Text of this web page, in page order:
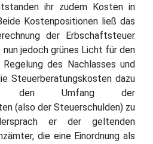
ihr zudem Kosten in
Kostenpositionen ließ das
der Erbschaftsteuer
nun jedoch grünes Licht für den
des Nachlasses und
Steuerberatungskosten dazu
den Umfang der
(also der Steuerschulden) zu
er der geltenden
die eine Einordnung als